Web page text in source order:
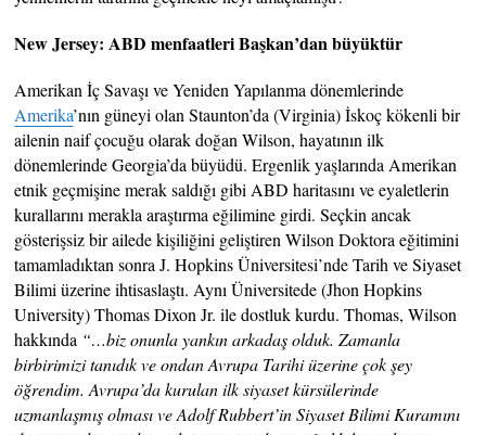
New Jersey: ABD menfaatleri Başkan’dan büyüktür
Amerikan İç Savaşı ve Yeniden Yapılanma dönemlerinde
Amerika’nın güneyi olan Staunton’da (Virginia) İskoç kökenli bir
ailenin naif çocuğu olarak doğan Wilson, hayatının ilk
dönemlerinde Georgia’da büyüdü. Ergenlik yaşlarında Amerikan
etnik geçmişine merak saldığı gibi ABD haritasını ve eyaletlerin
kurallarını merakla araştırma eğilimine girdi. Seçkin ancak
gösterişsiz bir ailede kişiliğini geliştiren Wilson Doktora eğitimini
tamamladıktan sonra J. Hopkins Üniversitesi’nde Tarih ve Siyaset
Bilimi üzerine ihtisaslaştı. Aynı Üniversitede (Jhon Hopkins
University) Thomas Dixon Jr. ile dostluk kurdu. Thomas, Wilson
hakkında “…biz onunla yankın arkadaş olduk. Zamanla
birbirimizi tanıdık ve ondan Avrupa Tarihi üzerine çok şey
öğrendim. Avrupa’da kurulan ilk siyaset kürsülerinde
uzmanlaşmış olması ve Adolf Rubbert’in Siyaset Bilimi Kuramını